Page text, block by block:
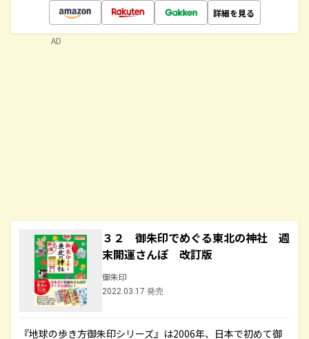
詳細を見る
３２ 御朱印でめぐる東北の神社 週
末開運さんぽ 改訂版
御朱印
2022.03.17 発売
『地球の歩き方御朱印シリーズ』は2006年、日本で初めて御
AD